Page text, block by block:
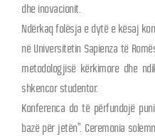
dhe inovacionit.
Ndërkaq folësja e dytë e kësaj
në Universitetin Sapienza të
metodologjisë kërkimore dhe
shkencor studentor.
Konferenca do të përfundojë
bazë për jetën”. Ceremonia